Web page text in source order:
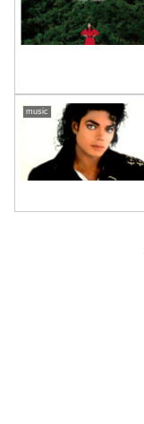
music